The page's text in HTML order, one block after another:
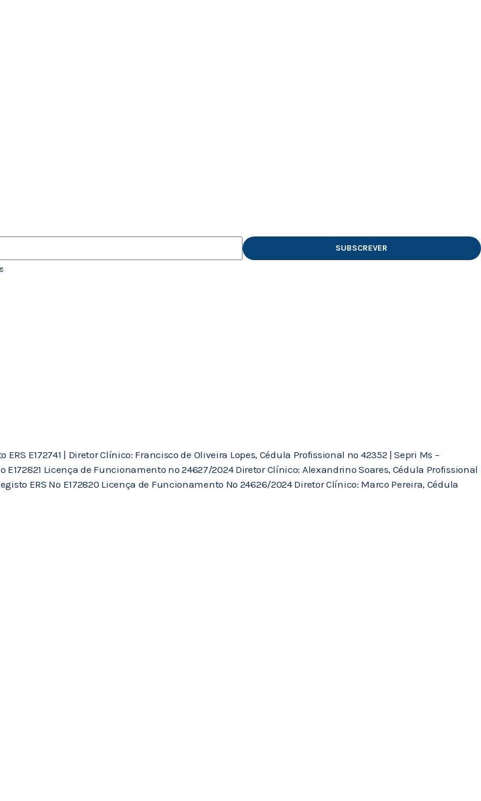
SUBSCREVER
E172741 | Diretor Clínico: Francisco de Oliveira Lopes, Cédula Profissional nº 42352 | Sepri Ms –
E172821 Licença de Funcionamento nº 24627/2024 Diretor Clínico: Alexandrino Soares, Cédula Profissional
ERS Nº E172820 Licença de Funcionamento Nº 24626/2024 Diretor Clínico: Marco Pereira, Cédula